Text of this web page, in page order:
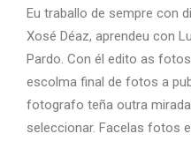
Eu traballo de sempre con
Xosé Déaz, aprendeu con
Pardo. Con él edito as
escolma final de fotos a
fotografo teña outra
seleccionar. Facelas fotos